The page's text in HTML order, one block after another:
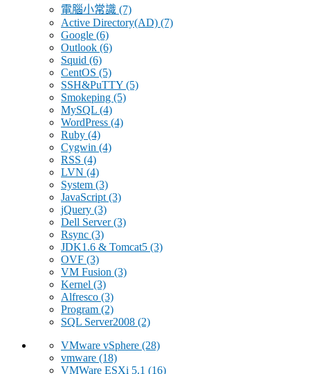
電腦小常識 (7)
Active Directory(AD) (7)
Google (6)
Outlook (6)
Squid (6)
CentOS (5)
SSH&PuTTY (5)
Smokeping (5)
MySQL (4)
WordPress (4)
Ruby (4)
Cygwin (4)
RSS (4)
LVN (4)
System (3)
JavaScript (3)
jQuery (3)
Dell Server(3)
Rsync (3)
JDK1.6 & Tomcat5 (3)
OVF (3)
VM Fusion (3)
Kernel (3)
Alfresco (3)
Program (2)
SQL Server2008 (2)
VMware vSphere (28)
vmware (18)
VMWare ESXi 5.1 (16)